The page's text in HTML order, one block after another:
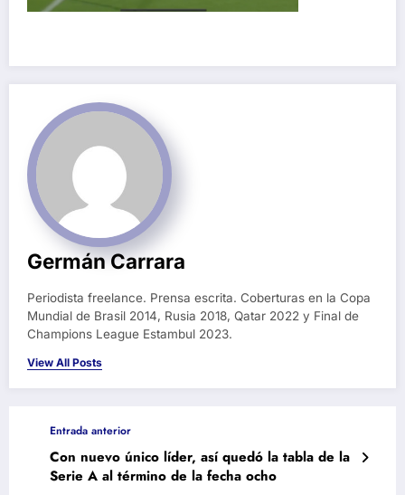
Germán Carrara
Periodista freelance. Prensa escrita. Coberturas en la Copa
Mundial de Brasil 2014, Rusia 2018, Qatar 2022 y Final de
Champions League Estambul 2023.
View All Posts
Entrada anterior
Con nuevo único líder, así quedó la tabla de la
Serie A al término de la fecha ocho